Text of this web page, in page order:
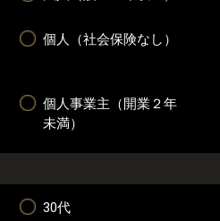
個人（社会保険なし）
個人事業主（開業２年
未満）
30代